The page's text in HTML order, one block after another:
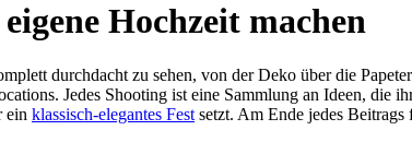
Hochzeit machen
durchdacht zu sehen, von der Deko über die
Jedes Shooting ist eine Sammlung an Ideen, die
ein klassisch-elegantes Fest setzt. Am Ende jedes